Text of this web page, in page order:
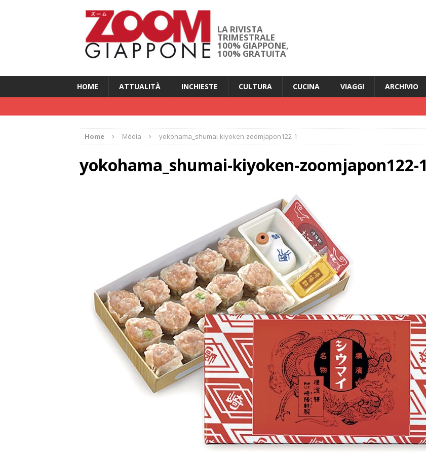
LA RIVISTA
TRIMESTRALE
100% GIAPPONE,
100% GRATUITA
HOME ATTUALITÀ INCHIESTE CULTURA CUCINA VIAGGI
ARCHIVIO
Home Média yokohama_shumai-kiyoken-zoomjapon122-1
yokohama_shumai-kiyoken-zoomjapon122-1